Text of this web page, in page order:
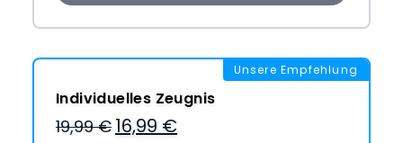
Unsere Empfehlung
Individuelles Zeugnis
19,99 € 16,99 €